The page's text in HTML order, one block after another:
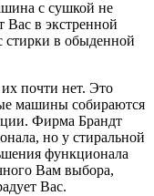
с сушкой не
в экстренной
стирки в обыденной
почти нет. Это
машины собираются
Фирма Брандт
но у стиральной
функционала
Вам выбора,
Вас.